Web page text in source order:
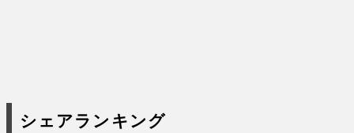
シェアランキング